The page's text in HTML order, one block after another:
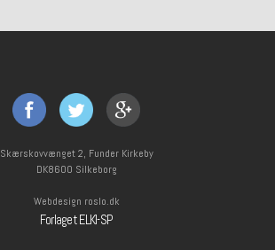
Skærskovvænget 2, Funder Kirkeby
DK8600 Silkeborg
Webdesign roslo.dk
Forlaget ELKI-SP